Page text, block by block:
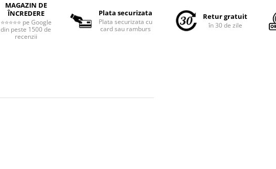
MAGAZIN DE
ÎNCREDERE
⭐⭐⭐⭐⭐ pe Google
din peste 1500 de
recenzii
Plata securizata
Plata securizata cu
card sau ramburs
Retur gratuit
în 30 de zile